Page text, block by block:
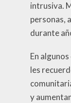
intrusiva.
personas,
durante
En
les
y